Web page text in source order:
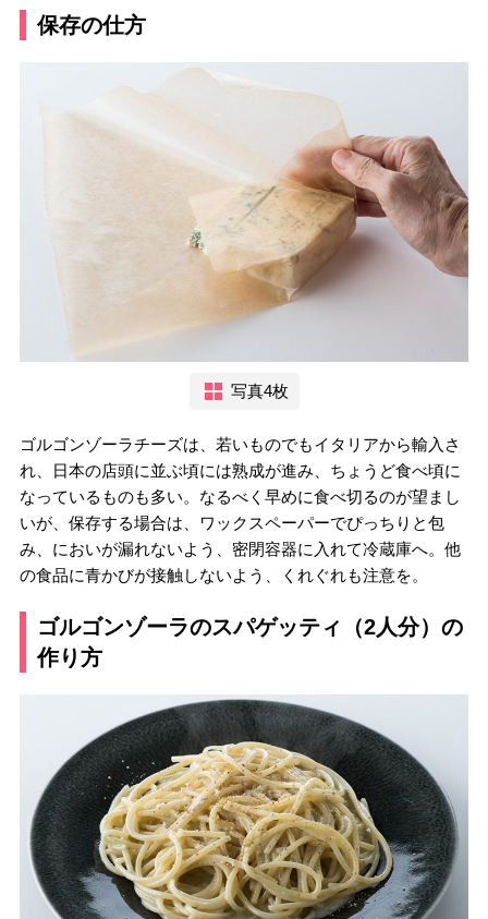
保存の仕方
写真4枚
ゴルゴンゾーラチーズは、若いものでもイタリアから輸入さ
れ、日本の店頭に並ぶ頃には熟成が進み、ちょうど食べ頃に
なっているものも多い。なるべく早めに食べ切るのが望まし
いが、保存する場合は、ワックスペーパーでぴっちりと包
み、においが漏れないよう、密閉容器に入れて冷蔵庫へ。他
の食品に青かびが接触しないよう、くれぐれも注意を。
ゴルゴンゾーラのスパゲッティ（2人分）の
作り方